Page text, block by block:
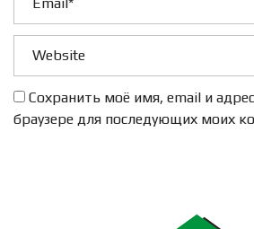
Сохранить моё имя, email и
браузере для последующих моих